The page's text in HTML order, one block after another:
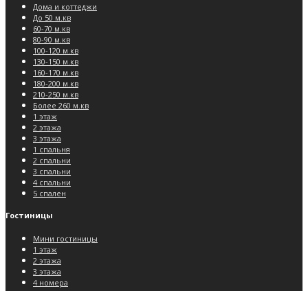
Дома и коттеджи
До 50 м.кв
60-70 м.кв
80-90 м.кв
100-120 м.кв
130-150 м.кв
160-170 м.кв
180-200 м.кв
210-250 м.кв
Более 260 м.кв
1 этаж
2 этажа
3 этажа
1 спальня
2 спальни
3 спальни
4 спальни
5 спален
Гостиницы
Мини гостиницы
1 этаж
2 этажа
3 этажа
4 номера